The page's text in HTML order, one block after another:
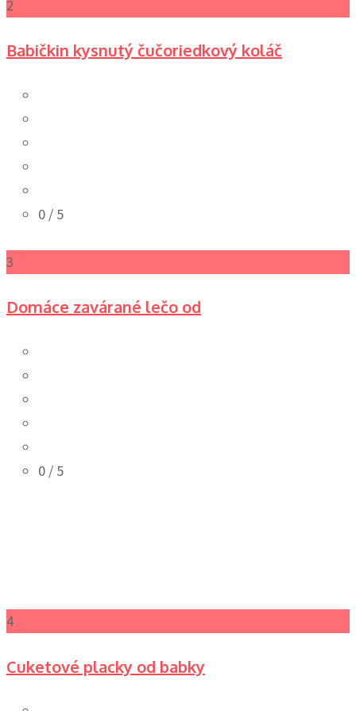
2
Babičkin kysnutý čučoriedkový koláč
0 / 5
3
Domáce zavárané lečo od
0 / 5
4
Cuketové placky od babky